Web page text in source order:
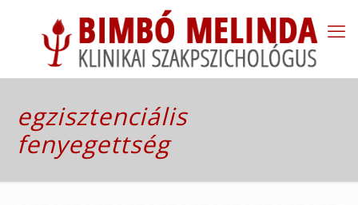
egzisztenciális
fenyegettség